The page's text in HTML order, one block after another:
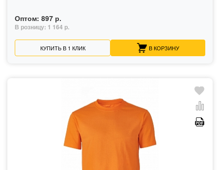
Оптом: 897 р.
В розницу: 1 164 р.
КУПИТЬ В 1 КЛИК В КОРЗИНУ